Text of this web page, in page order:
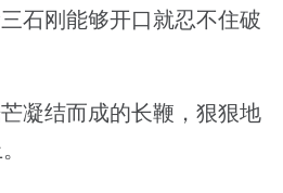
石刚能够开口就忍不住破
凝结而成的长鞭，狠狠地